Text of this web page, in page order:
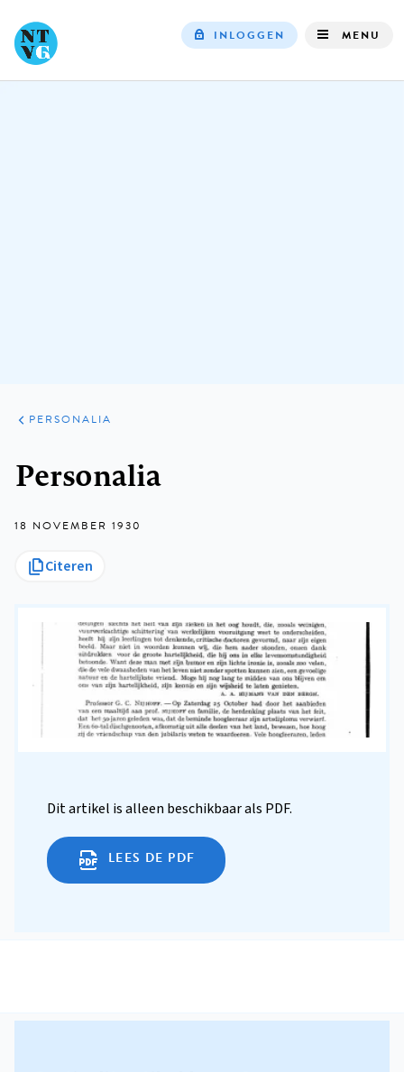
INLOGGEN MENU
ARTIKELEN
VARIA
PERSONALIA
Personalia
18 NOVEMBER 1930
Citeren
Dit artikel is alleen beschikbaar als PDF.
LEES DE PDF